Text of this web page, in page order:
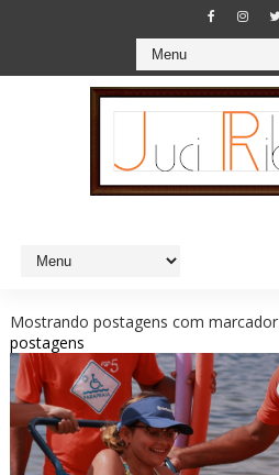
Mostrando postagens com marcador
postagens